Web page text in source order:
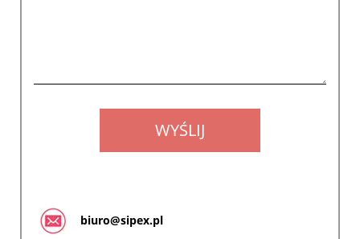
biuro@sipex.pl